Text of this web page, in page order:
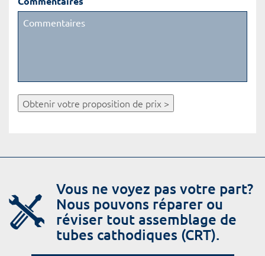
Obtenir votre proposition de prix >
Vous ne voyez pas votre part?
Nous pouvons réparer ou
réviser tout assemblage de
tubes cathodiques (CRT).